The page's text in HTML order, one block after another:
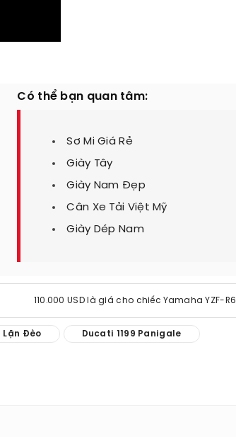
Có thể bạn quan tâm:
Sơ Mi Giá Rẻ
Giày Tây
Giày Nam Đẹp
Cân Xe Tải Việt Mỹ
Giày Dép Nam
110.000 USD là giá cho chiếc Yamaha YZF-R6
Lặn Đèo Ducati 1199 Panigale